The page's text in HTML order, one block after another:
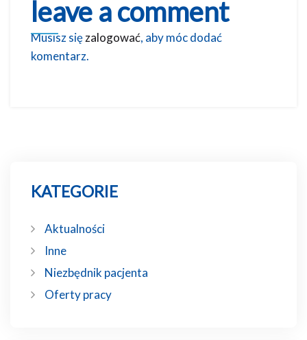
leave a comment
Musisz sięzalogować, aby móc dodać
komentarz.
KATEGORIE
Aktualności
Inne
Niezbędnik pacjenta
Oferty pracy